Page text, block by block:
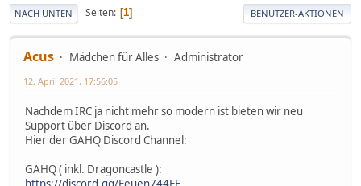
NACH UNTEN Seiten 1 BENUTZER-AKTIONEN
Acus Mädchen für Alles Administrator
12. April 2021, 17:56:05
Nachdem IRC ja nicht mehr so modern ist bieten wir neu
Support über Discord an.
Hier der GAHQ Discord Channel:
GAHQ ( inkl. Dragoncastle ):